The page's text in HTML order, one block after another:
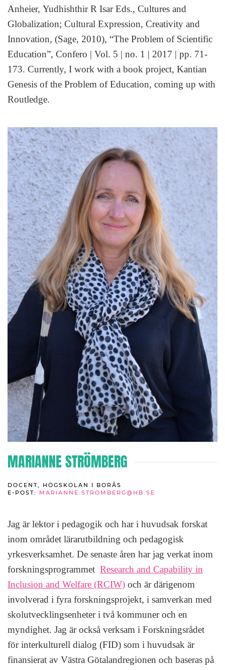
Anheier, Yudhishthir R Isar Eds., Cultures and
Globalization; Cultural Expression, Creativity and
Innovation, (Sage, 2010), “The Problem of Scientific
Education”, Confero | Vol. 5 | no. 1 | 2017 | pp. 71-
173. Currently, I work with a book project, Kantian
Genesis of the Problem of Education, coming up with
Routledge.
MARIANNE STRÖMBERG
DOCENT, HÖGSKOLAN I BORÅS
E-POST: MARIANNE.STROMBERG@HB.SE
Jag är lektor i pedagogik och har i huvudsak forskat
inom området lärarutbildning och pedagogisk
yrkesverksamhet. De senaste åren har jag verkat inom
forskningsprogrammet Research and Capability in
Inclusion and Welfare (RCIW) och är därigenom
involverad i fyra forskningsprojekt, i samverkan med
skolutvecklingsenheter i två kommuner och en
myndighet. Jag är också verksam i Forskningsrådet
för interkulturell dialog (FID) som i huvudsak är
finansierat av Västra Götalandregionen och baseras på